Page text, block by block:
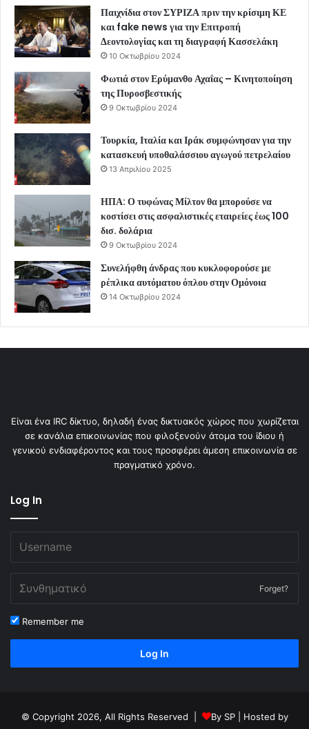
Παιχνίδια στον ΣΥΡΙΖΑ πριν την κρίσιμη ΚΕ
και fake news για την Επιτροπή
Δεοντολογίας και τη διαγραφή Κασσελάκη
10 Οκτωβρίου 2024
Φωτιά στον Ερύμανθο Αχαΐας – Κινητοποίηση
της Πυροσβεστικής
9 Οκτωβρίου 2024
Τουρκία, Ιταλία και Ιράκ συμφώνησαν για την
κατασκευή υποθαλάσσιου αγωγού πετρελαίου
13 Απριλίου 2025
ΗΠΑ: Ο τυφώνας Μίλτον θα μπορούσε να
κοστίσει στις ασφαλιστικές εταιρείες έως 100
δισ. δολάρια
9 Οκτωβρίου 2024
Συνελήφθη άνδρας που κυκλοφορούσε με
ρέπλικα αυτόματου όπλου στην Ομόνοια
14 Οκτωβρίου 2024
Είναι ένα IRC δίκτυο, δηλαδή ένας δικτυακός χώρος που χωρίζεται
σε κανάλια επικοινωνίας που φιλοξενούν άτομα του ίδιου ή
γενικού ενδιαφέροντος και τους προσφέρει άμεση επικοινωνία σε
πραγματικό χρόνο.
Log In
Forget?
Remember me
Log In
© Copyright 2026, All Rights Reserved | By SP| Hosted by